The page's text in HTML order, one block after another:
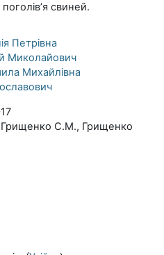
свиней.
Петрівна
Миколайович
Михайлівна
С.М., Грищенко